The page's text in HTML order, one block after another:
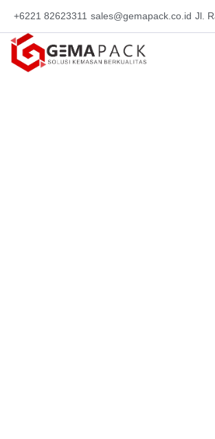
+6221 82623311 sales@gemapack.co.id Jl.